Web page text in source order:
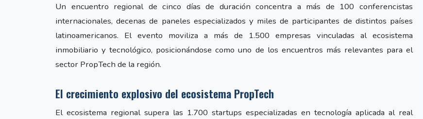
Un encuentro regional de cinco días de duración concentra a más de 100 conferencistas
internacionales, decenas de paneles especializados y miles de participantes de distintos países
latinoamericanos. El evento moviliza a más de 1.500 empresas vinculadas al ecosistema
inmobiliario y tecnológico, posicionándose como uno de los encuentros más relevantes para el
sector PropTech de la región.
El crecimiento explosivo del ecosistema PropTech
El ecosistema regional supera las 1.700 startups especializadas en tecnología aplicada al real